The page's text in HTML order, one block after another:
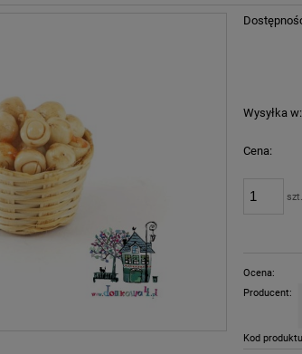
Wysyłka w:
Cena:
szt.
Ocena:
Producent:
Kod